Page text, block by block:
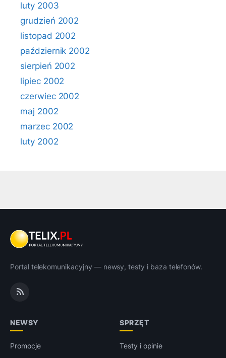
luty 2003
grudzień 2002
listopad 2002
październik 2002
sierpień 2002
lipiec 2002
czerwiec 2002
maj 2002
marzec 2002
luty 2002
Portal telekomunikacyjny — newsy, testy i baza telefonów.
NEWSY
Promocje
SPRZĘT
Testy i opinie